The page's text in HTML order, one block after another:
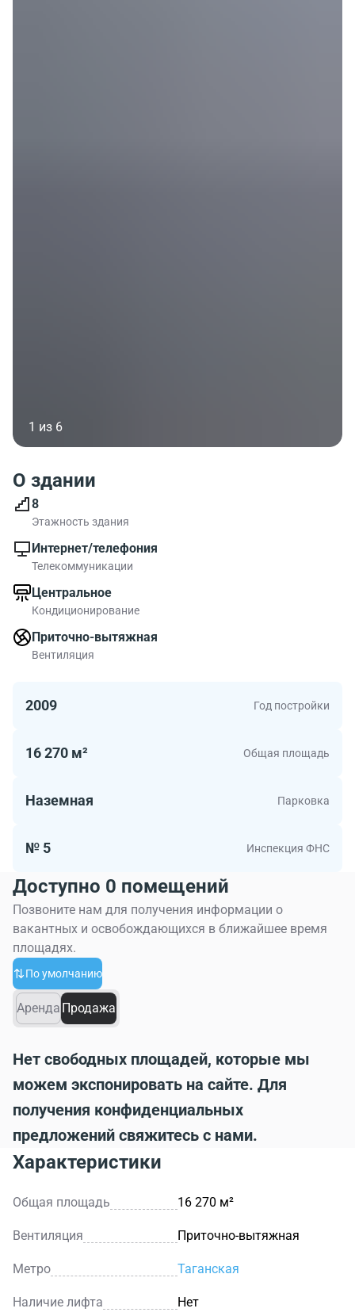
1 из 6
О здании
8
Этажность здания
Интернет/телефония
Телекоммуникации
Центральное
Кондиционирование
Приточно-вытяжная
Вентиляция
2009 Год постройки
16 270 м² Общая площадь
Наземная Парковка
№ 5 Инспекция ФНС
Доступно 0 помещений
Позвоните нам для получения информации о
вакантных и освобождающихся в ближайшее время
площадях.
По умолчанию
Аренда Продажа
Нет свободных площадей, которые мы
можем экспонировать на сайте. Для
получения конфиденциальных
предложений свяжитесь с нами.
Характеристики
Общая площадь 16 270 м²
Вентиляция Приточно-вытяжная
Метро Таганская
Наличие лифта Нет